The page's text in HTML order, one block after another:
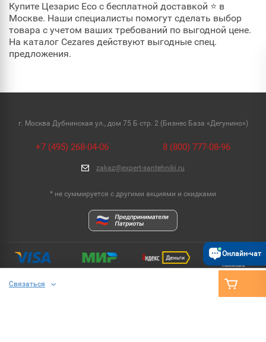
Купите Цезарис Eco с бесплатной доставкой ⭐ в
Москве. Наши специалисты помогут сделать выбор
товара с учетом ваших требований по выгодной цене.
На каталог Cezares действуют выгодные спец.
предложения.
г. Москва Дубнинская ул., дом 75 Б стр. 2 (Бизнес База «Дегунино»)
+7 (495) 268-04-06 8 (800) 777-08-96
zakaz@expert-santehniki.ru
* не суммируется с другими акциями и скидками
Связаться
Онлайн-чат